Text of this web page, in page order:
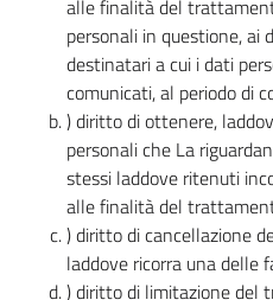
alle finalità del
personali in questione, ai
destinatari a cui i dati
comunicati, al periodo di
) diritto di ottenere,
personali che La
stessi laddove ritenuti
alle finalità del
) diritto di cancellazione
laddove ricorra una delle
) diritto di limitazione del